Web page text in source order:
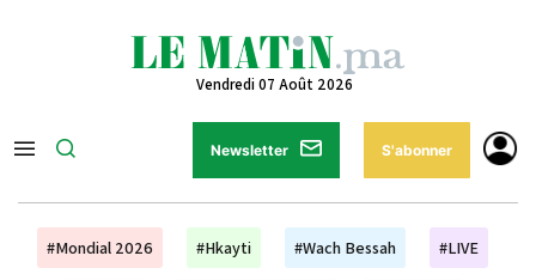
Vendredi 07 Août 2026
Newsletter S'abonner
#Mondial 2026 #Hkayti #Wach Bessah #LIVE